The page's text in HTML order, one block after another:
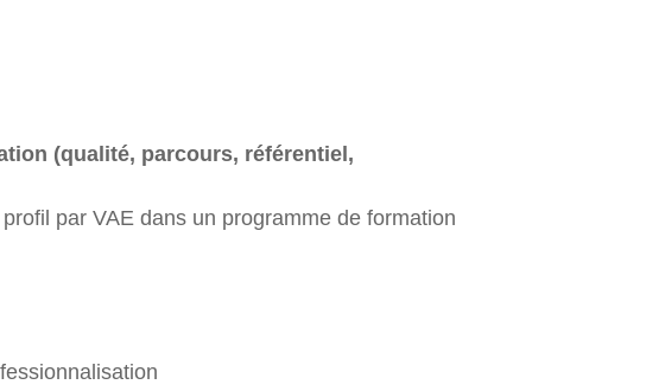
(qualité, parcours, référentiel,
par VAE dans un programme de formation